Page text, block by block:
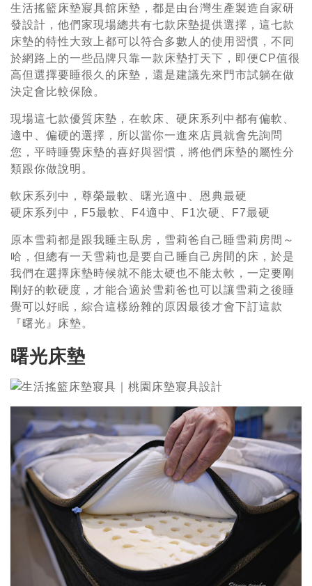
生活搖籃床墊寢具館床墊，都是由台灣生產製造自家研
發設計，他們家現場總共有七款床墊提供選擇，這七款
床墊的特性大致上都可以符合多數人的使用習慣，不同
於網路上的一些品牌只靠一款床墊打天下，即便CP值很
高但選擇要睡很久的床墊，還是建議先來門市試躺在做
決定會比較保險。
現場這七款優質床墊，在軟床、硬床系列中都有偏軟、
適中、偏硬的選擇，所以當你一進來店員就會先詢問
您，平時睡覺床墊的喜好與習慣，將他們床墊的屬性分
類跟你做說明。
軟床系列中，尊榮最軟、曙光適中、恩典最硬
硬床系列中，F5最軟、F4適中、F1次硬、F7最硬
原本雪莉都是跟我睡主臥房，雪莉爸自己睡雪莉房間～
哈，但總有一天雪莉也是要自己睡自己房間的床，於是
我們在選擇床墊時候就不能太硬也不能太軟，一定要剛
剛好的軟硬度，才能合適於雪莉爸也可以讓雪莉之後睡
覺可以好眠，綜合這樣紛雜的原因最後才會下訂這款
『曙光』床墊。
曙光床墊